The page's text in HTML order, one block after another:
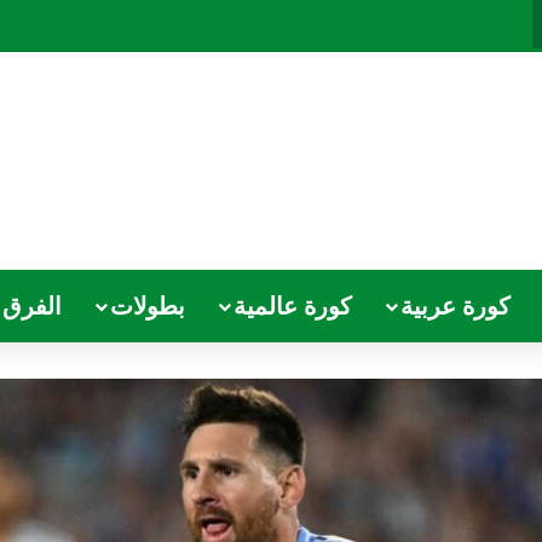
كورة عربية كورة عالمية بطولات الفرق